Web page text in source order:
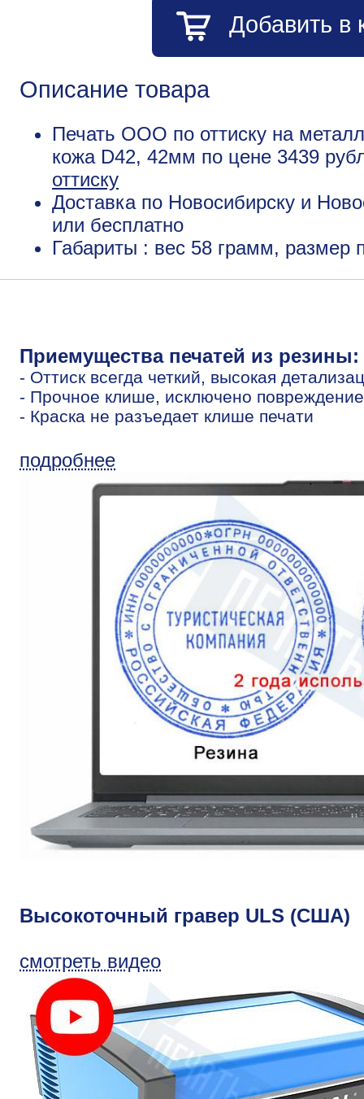
Добавить в
Описание товара
Печать ООО по оттиску на
кожа D42, 42мм по цене 3439
оттиску
Доставка по Новосибирску и
или бесплатно
Габариты : вес 58 грамм, размер
Приемущества печатей из резины:
- Оттиск всегда четкий, высокая
- Прочное клише, исключено
- Краска не разъедает клише печати
подробнее
Высокоточный гравер ULS (США)
смотреть видео